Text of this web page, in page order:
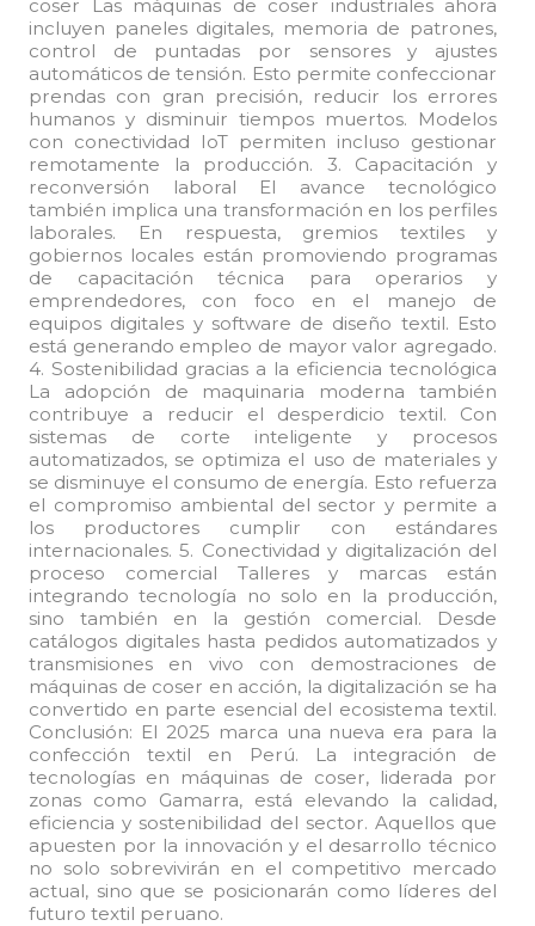
coser Las máquinas de coser industriales ahora
incluyen paneles digitales, memoria de patrones,
control de puntadas por sensores y ajustes
automáticos de tensión. Esto permite confeccionar
prendas con gran precisión, reducir los errores
humanos y disminuir tiempos muertos. Modelos
con conectividad IoT permiten incluso gestionar
remotamente la producción. 3. Capacitación y
reconversión laboral El avance tecnológico
también implica una transformación en los perfiles
laborales. En respuesta, gremios textiles y
gobiernos locales están promoviendo programas
de capacitación técnica para operarios y
emprendedores, con foco en el manejo de
equipos digitales y software de diseño textil. Esto
está generando empleo de mayor valor agregado.
4. Sostenibilidad gracias a la eficiencia tecnológica
La adopción de maquinaria moderna también
contribuye a reducir el desperdicio textil. Con
sistemas de corte inteligente y procesos
automatizados, se optimiza el uso de materiales y
se disminuye el consumo de energía. Esto refuerza
el compromiso ambiental del sector y permite a
los productores cumplir con estándares
internacionales. 5. Conectividad y digitalización del
proceso comercial Talleres y marcas están
integrando tecnología no solo en la producción,
sino también en la gestión comercial. Desde
catálogos digitales hasta pedidos automatizados y
transmisiones en vivo con demostraciones de
máquinas de coser en acción, la digitalización se ha
convertido en parte esencial del ecosistema textil.
Conclusión: El 2025 marca una nueva era para la
confección textil en Perú. La integración de
tecnologías en máquinas de coser, liderada por
zonas como Gamarra, está elevando la calidad,
eficiencia y sostenibilidad del sector. Aquellos que
apuesten por la innovación y el desarrollo técnico
no solo sobrevivirán en el competitivo mercado
actual, sino que se posicionarán como líderes del
futuro textil peruano.